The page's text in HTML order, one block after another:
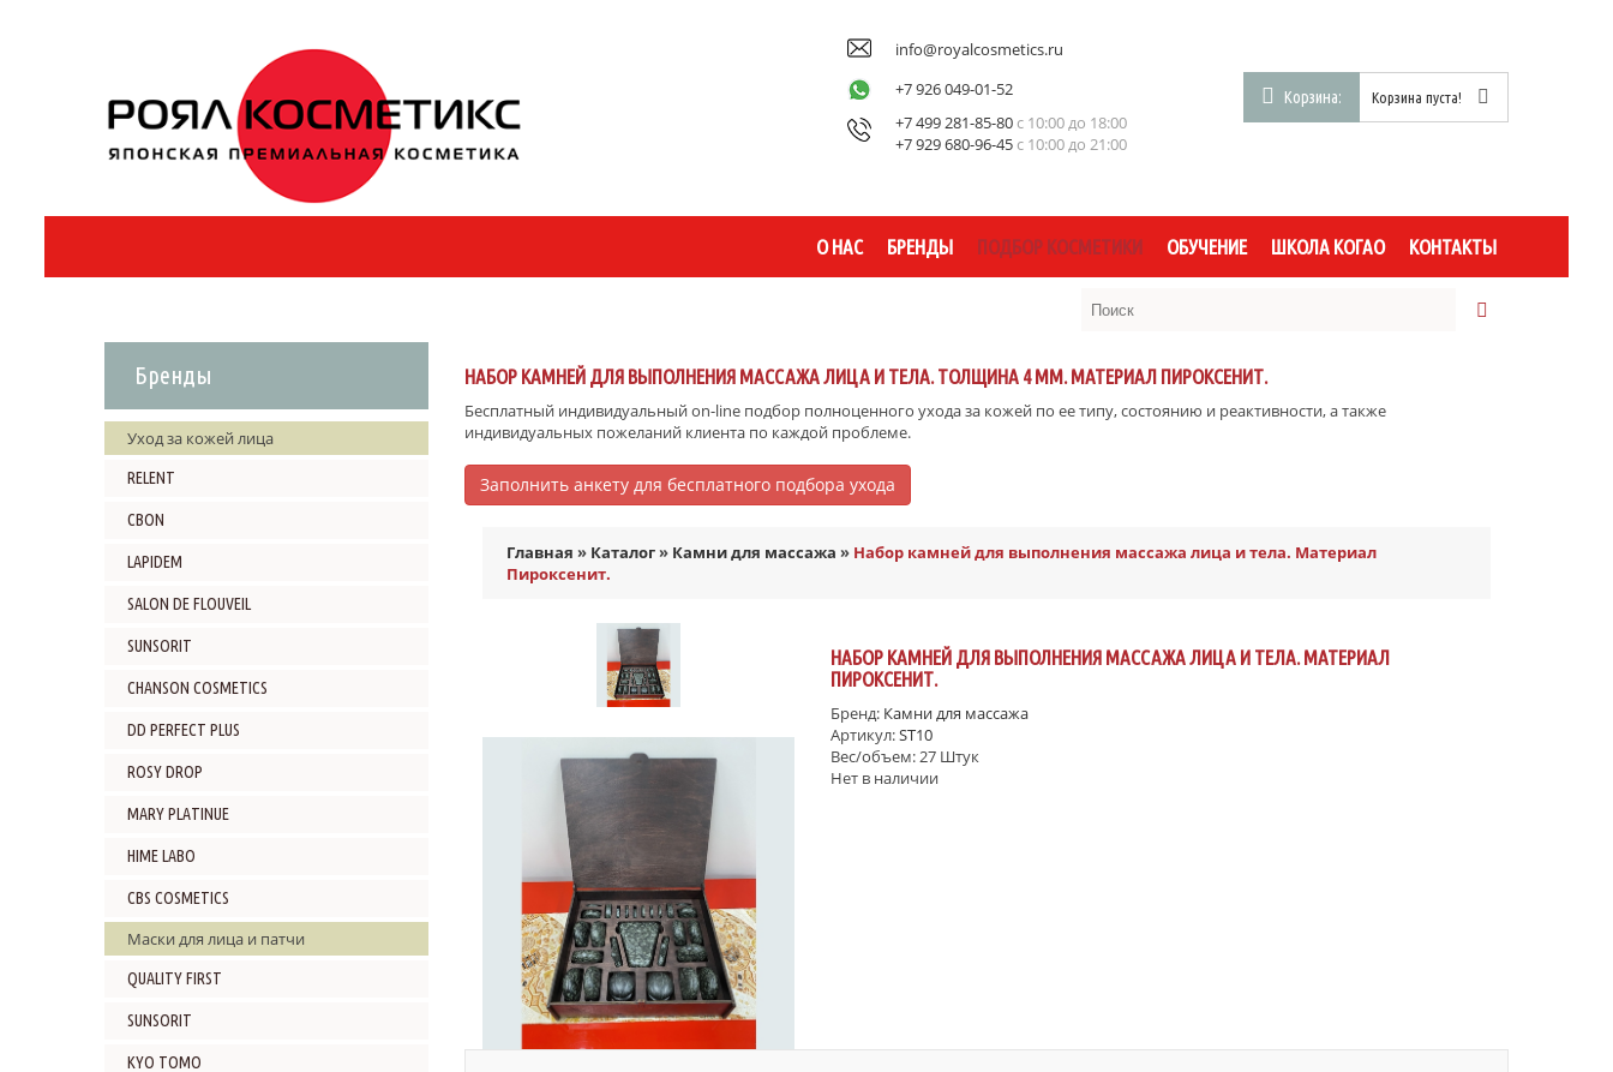
info@royalcosmetics.ru
+7 926 049-01-52
+7 499 281-85-80 с 10:00 до 18:00
+7 929 680-96-45 с 10:00 до 21:00
Корзина: Корзина пуста!
О НАС БРЕНДЫ ПОДБОР КОСМЕТИКИ ОБУЧЕНИЕ ШКОЛА КОГАО КОНТАКТЫ
Бренды
Уход за кожей лица
RELENT
CBON
LAPIDEM
SALON DE FLOUVEIL
SUNSORIT
CHANSON COSMETICS
DD PERFECT PLUS
ROSY DROP
MARY PLATINUE
HIME LABO
CBS COSMETICS
Маски для лица и патчи
QUALITY FIRST
SUNSORIT
KYO TOMO
НАБОР КАМНЕЙ ДЛЯ ВЫПОЛНЕНИЯ МАССАЖА ЛИЦА И ТЕЛА. ТОЛЩИНА 4 ММ. МАТЕРИАЛ ПИРОКСЕНИТ.
Бесплатный индивидуальный on-line подбор полноценного ухода за кожей по ее типу, состоянию и реактивности, а также
индивидуальных пожеланий клиента по каждой проблеме.
Заполнить анкету для бесплатного подбора ухода
Главная » Каталог» Камни для массажа » Набор камней для выполнения массажа лица и тела. Материал
Пироксенит.
НАБОР КАМНЕЙ ДЛЯ ВЫПОЛНЕНИЯ МАССАЖА ЛИЦА И ТЕЛА. МАТЕРИАЛ
ПИРОКСЕНИТ.
Бренд: Камни для массажа
Артикул:ST10
Вес/объем:27 Штук
Нет в наличии